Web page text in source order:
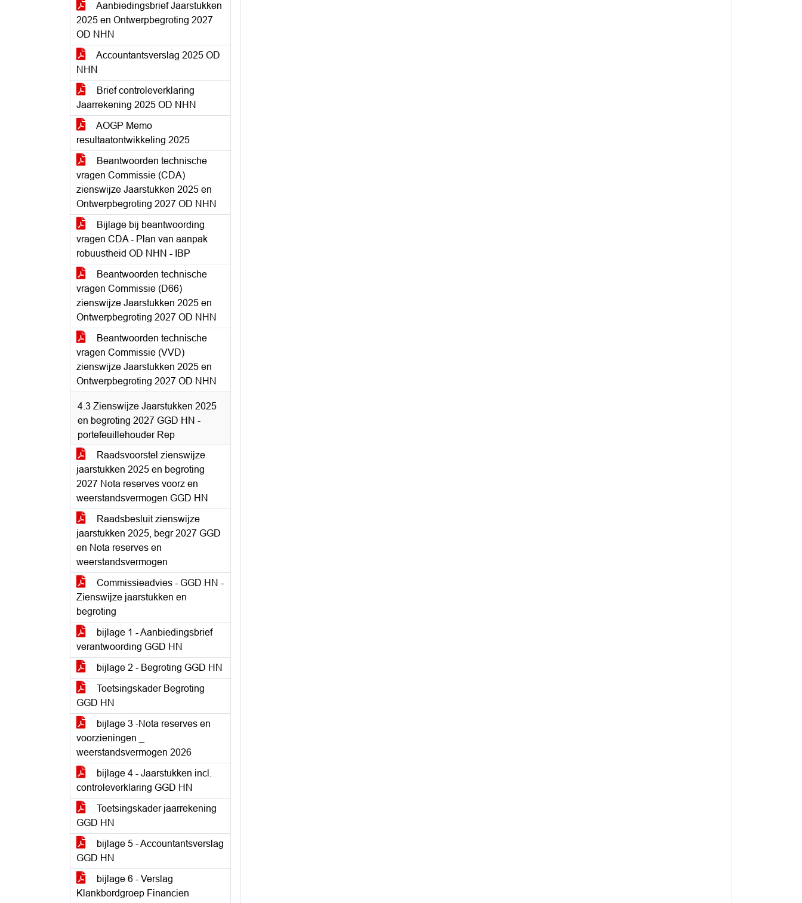
Aanbiedingsbrief Jaarstukken
2025 en Ontwerpbegroting 2027
OD NHN
Accountantsverslag 2025 OD
NHN
Brief controleverklaring
Jaarrekening 2025 OD NHN
AOGP Memo
resultaatontwikkeling 2025
Beantwoorden technische
vragen Commissie (CDA)
zienswijze Jaarstukken 2025 en
Ontwerpbegroting 2027 OD NHN
Bijlage bij beantwoording
vragen CDA - Plan van aanpak
robuustheid OD NHN - IBP
Beantwoorden technische
vragen Commissie (D66)
zienswijze Jaarstukken 2025 en
Ontwerpbegroting 2027 OD NHN
Beantwoorden technische
vragen Commissie (VVD)
zienswijze Jaarstukken 2025 en
Ontwerpbegroting 2027 OD NHN
4.3 Zienswijze Jaarstukken 2025
en begroting 2027 GGD HN -
portefeuillehouder Rep
Raadsvoorstel zienswijze
jaarstukken 2025 en begroting
2027 Nota reserves voorz en
weerstandsvermogen GGD HN
Raadsbesluit zienswijze
jaarstukken 2025, begr 2027 GGD
en Nota reserves en
weerstandsvermogen
Commissieadvies - GGD HN -
Zienswijze jaarstukken en
begroting
bijlage 1 - Aanbiedingsbrief
verantwoording GGD HN
bijlage 2 - Begroting GGD HN
Toetsingskader Begroting
GGD HN
bijlage 3 -Nota reserves en
voorzieningen _
weerstandsvermogen 2026
bijlage 4 - Jaarstukken incl.
controleverklaring GGD HN
Toetsingskader jaarrekening
GGD HN
bijlage 5 - Accountantsverslag
GGD HN
bijlage 6 - Verslag
Klankbordgroep Financien